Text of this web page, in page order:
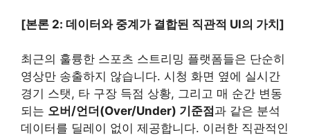
[본론 2: 데이터와 중계가 결합된 직관적 UI의 가치]
최근의 훌륭한 스포츠 스트리밍 플랫폼들은 단순히
영상만 송출하지 않습니다. 시청 화면 옆에 실시간
경기 스탯, 타 구장 득점 상황, 그리고 매 순간 변동
되는 오버/언더(Over/Under) 기준점 과 같은 분석
데이터를 딜레이 없이 제공합니다. 이러한 직관적인